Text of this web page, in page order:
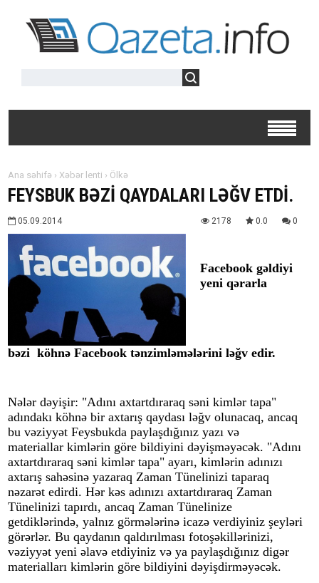
Ana səhifə › Xəbər lenti › Ölkə
FEYSBUK BƏZİ QAYDALARI LƏĞV ETDİ.
05.09.2014 2178 0.0 0
Facebook gəldiyi
yeni qərarla
bəzi köhnə Facebook tənzimləmələrini ləğv edir.
Nələr dəyişir: "Adını axtartdıraraq səni kimlər tapa"
adındakı köhnə bir axtarış qaydası ləğv olunacaq, ancaq
bu vəziyyət Feysbukda paylaşdığınız yazı və
materiallar kimlərin göre bildiyini dəyişməyəcək. "Adını
axtartdıraraq səni kimlər tapa" ayarı, kimlərin adınızı
axtarış sahəsinə yazaraq Zaman Tünelinizi taparaq
nəzarət edirdi. Hər kəs adınızı axtartdıraraq Zaman
Tünelinizi tapırdı, ancaq Zaman Tünelinize
getdiklərində, yalnız görmələrinə icazə verdiyiniz şeyləri
görərlər. Bu qaydanın qaldırılması fotoşəkillərinizi,
vəziyyət yeni əlavə etdiyiniz və ya paylaşdığınız digər
materialları kimlərin göre bildiyini dəyişdirməyəcək.